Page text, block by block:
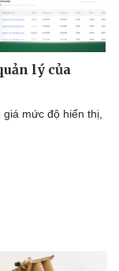
nghệ
lý của
mức độ hiển thị,